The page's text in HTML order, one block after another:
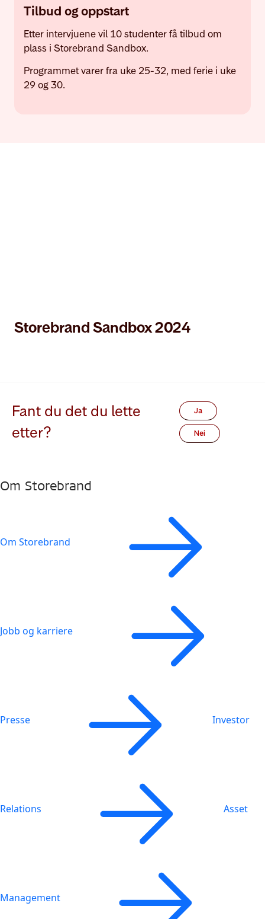
Tilbud og oppstart
Etter intervjuene vil 10 studenter få tilbud om
plass i Storebrand Sandbox.
Programmet varer fra uke 25-32, med ferie i uke
29 og 30.
Storebrand Sandbox 2024
Fant du det du lette
etter?
Ja
Nei
Om Storebrand
Om Storebrand
Jobb og karriere
Presse Investor
Relations Asset
Management